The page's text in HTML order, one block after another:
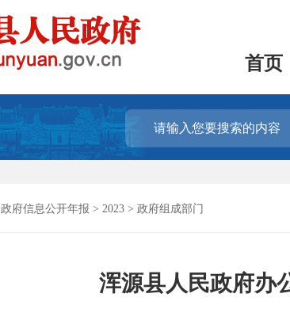
首页
政府信息公开年报 > 2023 > 政府组成部门
浑源县人民政府办